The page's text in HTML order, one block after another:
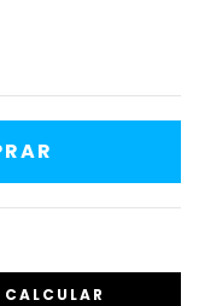
CALCULAR